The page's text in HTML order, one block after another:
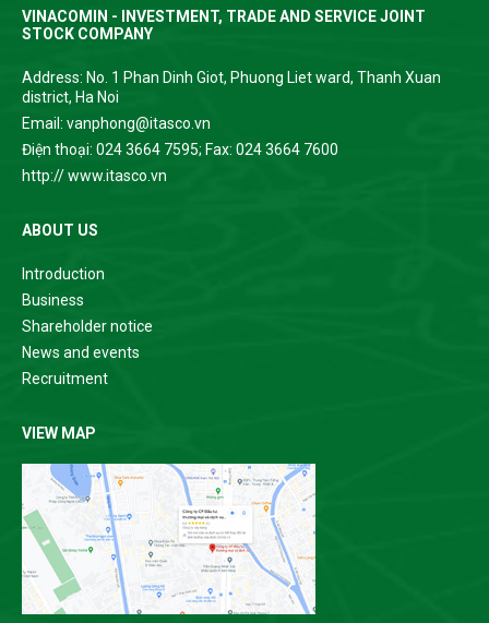
VINACOMIN - INVESTMENT, TRADE AND SERVICE JOINT
STOCK COMPANY
Address: No. 1 Phan Dinh Giot, Phuong Liet ward, Thanh Xuan
district, Ha Noi
Email: vanphong@itasco.vn
Điện thoại: 024 3664 7595; Fax: 024 3664 7600
http:// www.itasco.vn
ABOUT US
Introduction
Business
Shareholder notice
News and events
Recruitment
VIEW MAP